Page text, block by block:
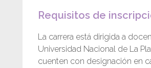
Requisitos de
La carrera está dirigida a
Universidad Nacional de La
cuenten con designación en